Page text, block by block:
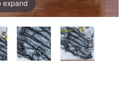
expand